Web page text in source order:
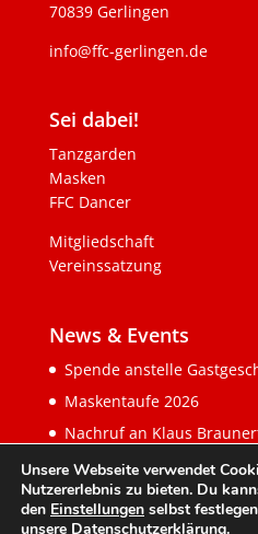
70839 Gerlingen
info@ffc-gerlingen.de
Sei dabei!
Tanzgarden
Masken
FFC Dancer
Mitgliedschaft
Vereinssatzung
News & Events
Spende anstelle
Maskentaufe 2026
Nachruf an Klaus
Unsere Webseite verwendet
Nutzererlebnis zu bieten. Du
den Einstellungen selbst
unsere Datenschutzerklärung.